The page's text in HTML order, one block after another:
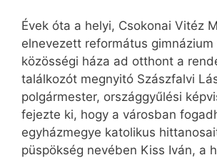
Évek óta a helyi, Csokonai Vitéz
elnevezett református gimnázium
közösségi háza ad otthont a
találkozót megnyitó Szászfalvi
polgármester, országgyűlési
fejezte ki, hogy a városban
egyházmegye katolikus
püspökség nevében Kiss Iván, a